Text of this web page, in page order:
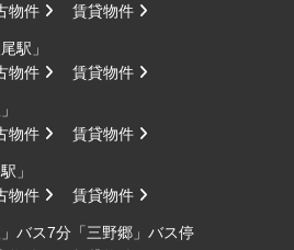
物件 賃貸物件
駅」
物件 賃貸物件
物件 賃貸物件
」
物件 賃貸物件
バス7分「三野郷」バス停